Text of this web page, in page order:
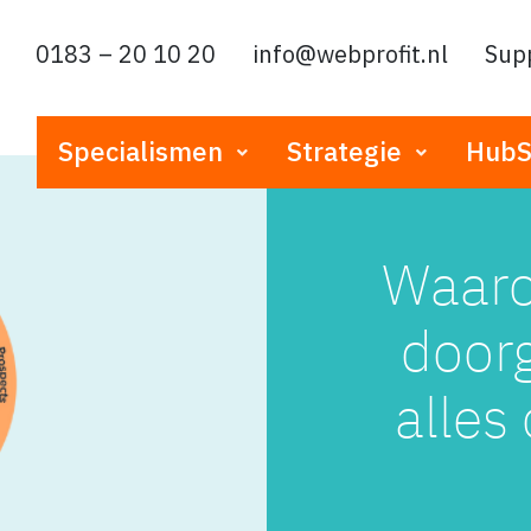
0183 – 20 10 20 info@webprofit.nl
Specialismen Strategie
alles